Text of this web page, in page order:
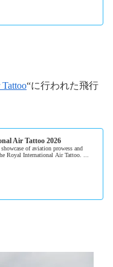
“に行われた飛行
Air Tattoo 2026
of aviation prowess and
Royal International Air Tattoo. ...